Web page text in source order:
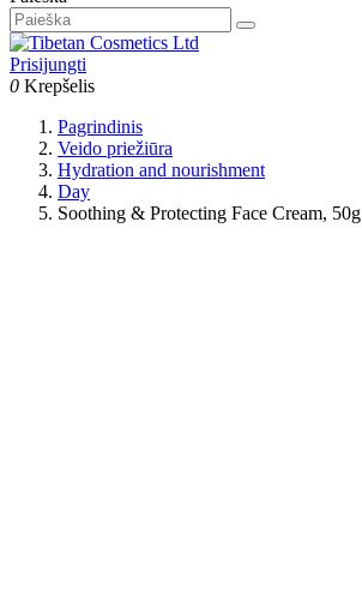
Prisijungti
0 Krepšelis
Pagrindinis
Veido priežiūra
Hydration and nourishment
Day
Soothing & Protecting Face Cream, 50g